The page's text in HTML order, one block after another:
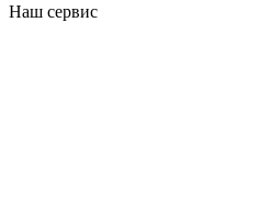
Наш сервис